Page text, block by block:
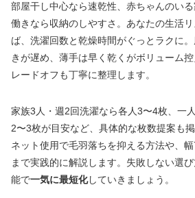
部屋干し中心なら速乾性、赤ちゃんのい
働きなら収納のしやすさ。あなたの生活
ば、洗濯回数と乾燥時間がぐっとラクに
きが遅め、薄手は早く乾くがボリューム
レードオフも丁寧に整理します。
家族3人・週2回洗濯なら各人3〜4枚、一
2〜3枚が目安など、具体的な枚数提案も
ネット使用で毛羽落ちを抑える方法や、
まで実践的に解説します。失敗しない選
能で一気に最短化していきましょう。